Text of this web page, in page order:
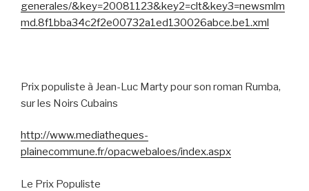
generales/&key=20081123&key2=clt&key3=newsmlm
md.8f1bba34c2f2e00732a1ed130026abce.be1.xml
Prix populiste à Jean-Luc Marty pour son roman Rumba,
sur les Noirs Cubains
http://www.mediatheques-
plainecommune.fr/opacwebaloes/index.aspx
Le Prix Populiste